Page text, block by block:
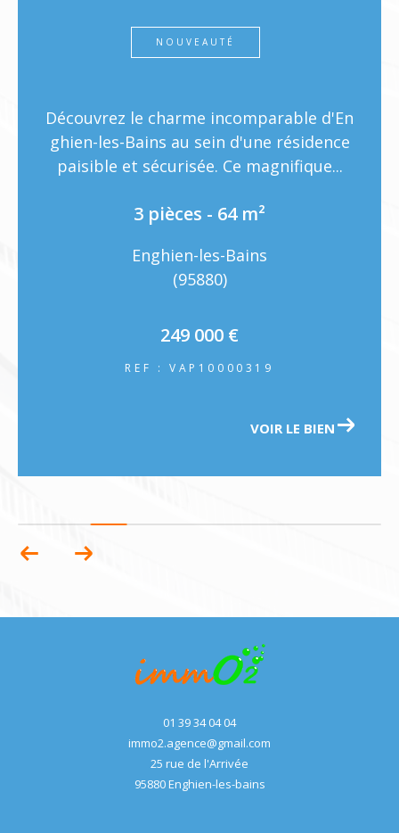
le charme incomparable d'En
les-Bains au sein d'une résidence
et sécurisée. Ce magnifique...
3 pièces - 64 m²
Enghien-les-Bains
REF : VAP10000319
VOIR LE BIEN
Investir
ement
01 39 34 04 04
immo2.agence@gmail.com
25 rue de l'Arrivée
95880 enghien-les-bains